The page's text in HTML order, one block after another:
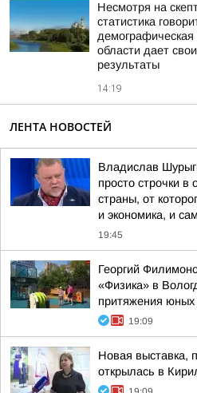
Несмотря на
статистика
демографическая
области дает
результаты
14:19
ЛЕНТА НОВОСТЕЙ
Владислав
просто строчки в
страны, от
и экономика, и
19:45
Георгий
«Физика» в
притяжения
19:09
Новая выставка,
открылась в